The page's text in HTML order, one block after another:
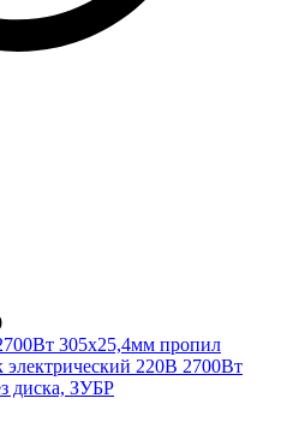
305х25,4мм пропил
электрический 220В 2700Вт
диска, ЗУБР